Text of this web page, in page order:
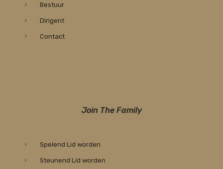
Bestuur
Dirigent
Contact
Join The Family
Spelend Lid worden
Steunend Lid worden